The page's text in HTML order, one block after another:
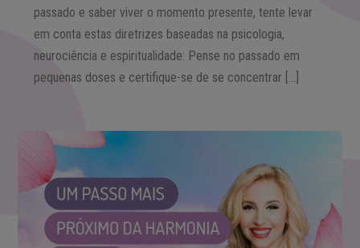
passado e saber viver o momento presente, tente levar
em conta estas diretrizes baseadas na psicologia,
neurociência e espiritualidade: Pense no passado em
pequenas doses e certifique-se de se concentrar […]